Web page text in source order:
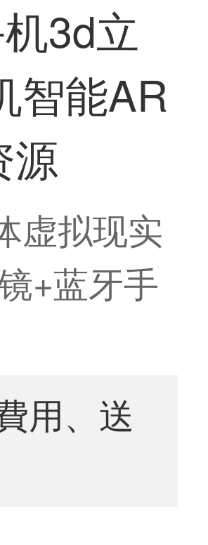
3d立
智能AR
源
虚拟现实
+蓝牙手
用、送